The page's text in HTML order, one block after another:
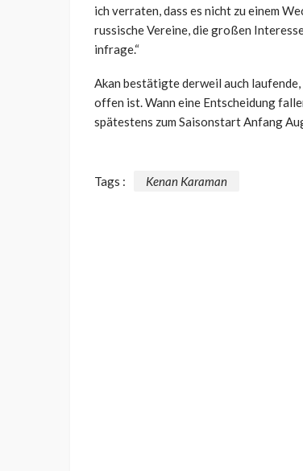
ich verraten, dass es nicht zu einem
russische Vereine, die großen
infrage.“
Akan bestätigte derweil auch laufende,
offen ist. Wann eine Entscheidung
spätestens zum Saisonstart Anfang
Tags : Kenan Karaman